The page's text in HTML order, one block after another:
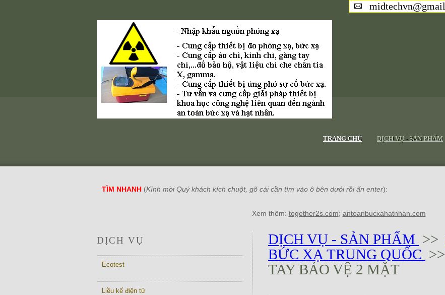
TRANG CHỦ DỊCH VỤ - SẢN PHẨM
TÌM NHANH (Kính mời Quý khách kích chuột, gõ cái cần tìm vào ô bên dưới rồi ấn enter):
Xem thêm: together2s.com; antoanbucxahatnhan.com
DỊCH VỤ
Ecotest
Liều kế điện tử
DỊCH VỤ - SẢN PHẨM >>
BỨC XẠ TRUNG QUỐC
TAY BẢO VỆ 2 MẶT